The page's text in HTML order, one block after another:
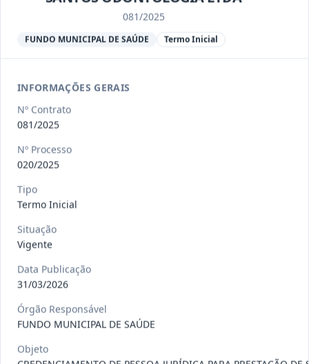
Termo
Inicial
contrato a contratação de emp
Situação
2023
Inicial
para apresentação musi
Situação
011-
Termo
Contratação de empresa especializada
081/2025
FUNDO MUNICIPAL DE SAÚDE Termo Inicial
INFORMAÇÕES GERAIS
Nº Contrato
081/2025
Nº Processo
020/2025
Tipo
Termo Inicial
Situação
Vigente
Data Publicação
31/03/2026
Órgão Responsável
FUNDO MUNICIPAL DE SAÚDE
Objeto